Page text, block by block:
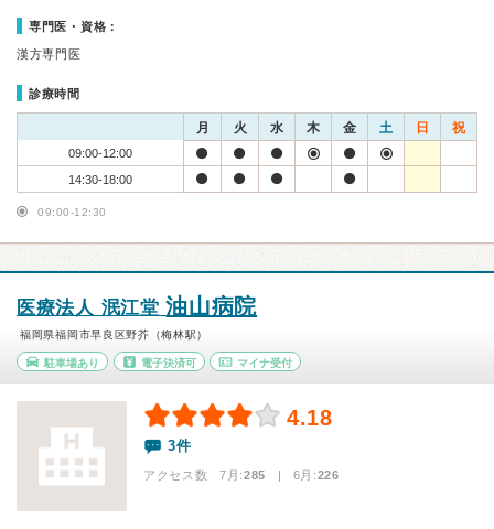
専門医・資格：
漢方専門医
診療時間
月 火 水 木 金 土 日 祝
09:00-12:00
14:30-18:00
09:00-12:30
医療法人 泯江堂油山病院
福岡県福岡市早良区野芥（梅林駅）
駐車場あり 電子決済可 マイナ受付
4.18
3件
アクセス数 7月:285 | 6月:226